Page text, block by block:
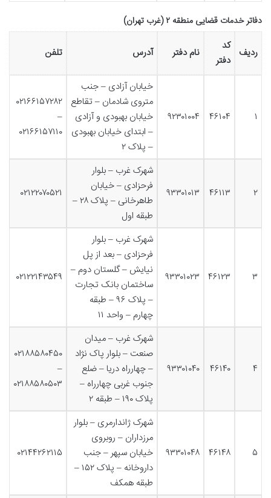
دفاتر خدمات قضایی منطقه ۲ (غرب تهران)
ردیف کد
دفتر
نام دفتر آدرس تلفن
۱ ۴۶۱۰۴ ۹۲۳۰۱۰۰۴
خیابان آزادی – جنب
متروی شادمان – تقاطع
خیابان بهبودی و آزادی
– ابتدای خیابان بهبودی
– پلاک ۲
۰۲۱۶۶۱۵۷۲۸۲
–
۰۲۱۶۶۱۵۷۱۱۰
۲ ۴۶۱۱۳ ۹۳۳۰۱۰۱۳
شهرک غرب – بلوار
فرحزادی – خیابان
طاهرخانی – پلاک ۲۸ –
طبقه اول
۰۲۱۲۲۰۷۰۵۲۱
۳ ۴۶۱۲۳ ۹۳۳۰۱۰۲۳
شهرک غرب – بلوار
فرحزادی – بعد از پل
نیایش – گلستان دوم –
ساختمان بانک تجارت
– پلاک ۹۶ – طبقه
چهارم – واحد ۱۱
۰۲۱۲۲۱۴۳۵۴۹
۴ ۴۶۱۴۰ ۹۳۳۰۱۰۴۰
شهرک غرب – میدان
صنعت – بلوار پاک نژاد
– چهارراه دریا – ضلع
جنوب غربی چهارراه –
پلاک ۱۹۰ – طبقه ۲
۰۲۱۸۸۵۸۰۴۵۰
–
۰۲۱۸۸۵۸۰۵۰۳
۵ ۴۶۱۴۸ ۹۳۳۰۱۰۴۸
شهرک ژاندارمری – بلوار
مرزداران – روبروی
خیابان سپهر – جنب
داروخانه – پلاک ۱۵۲ –
طبقه همکف
۰۲۱۴۴۲۶۲۱۱۵